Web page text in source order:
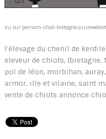
Vu sur pension-chat-
l'élevage du chenil de
eleveur de chiots,
pol de léon, morbihan,
armor, ille et vilaine, saint
vente de chiots annonce